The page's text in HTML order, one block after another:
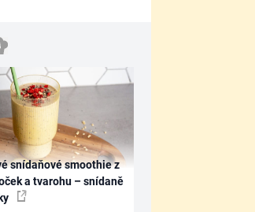
snídaňové smoothie z
a tvarohu – snídaně